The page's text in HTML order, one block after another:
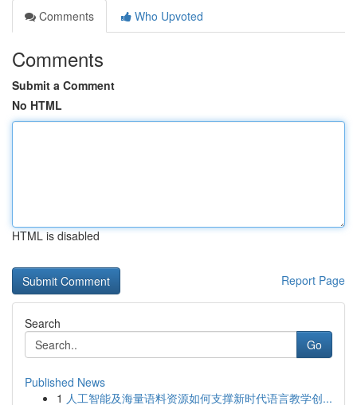
Comments
Who Upvoted
Comments
Submit a Comment
No HTML
HTML is disabled
Report Page
Search
Go
Published News
1 人工智能及海量语料资源如何支撑新时代语言教学创...